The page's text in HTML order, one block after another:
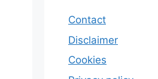
Contact
Disclaimer
Cookies